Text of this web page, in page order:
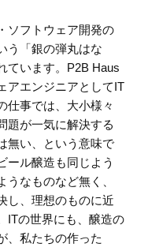
ソフトウェア開発の
う「銀の弾丸はな
ています。P2B Haus
アエンジニアとしてIT
仕事では、大小様々
題が一気に解決する
無い、という意味で
ール醸造も同じよう
なものなど無く、
し、理想のものに近
ITの世界にも、醸造の
、私たちの作った